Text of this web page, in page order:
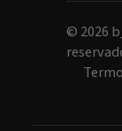
© 2026